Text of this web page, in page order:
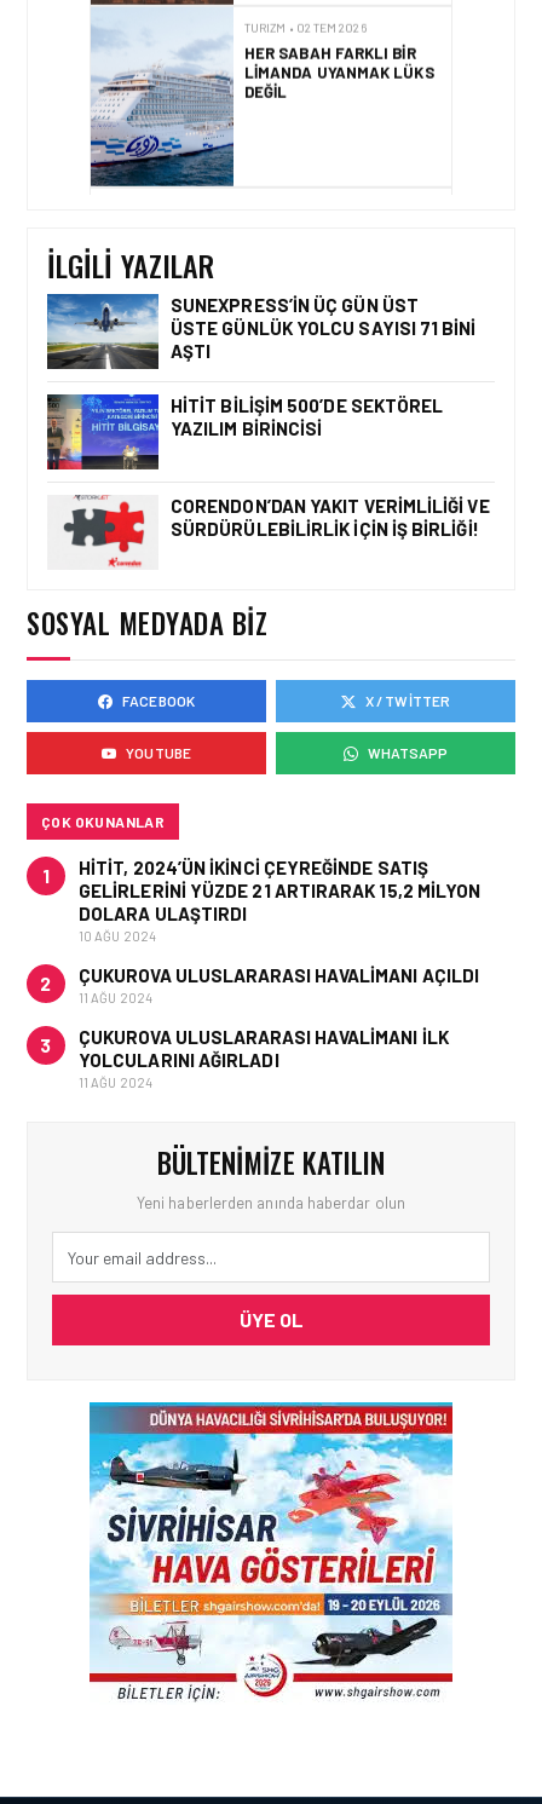
LIMANDA UYANMAK LÜKS
DEĞIL
ENUYGUN GROUP’TAN
SEYAHAT
TEKNOLOJILERINDE GÜÇ
TURIZM • 24 TEM 2026
TURIZM • 18 TEM 2026
JAPONYA’YI KENDI
KEŞFEDIN,TREN VE
İLGILI YAZILAR
SUNEXPRESS’IN ÜÇ GÜN ÜST
ÜSTE GÜNLÜK YOLCU SAYISI 71 BINI
AŞTI
HITIT BILIŞIM 500’DE SEKTÖREL
YAZILIM BIRINCISI
CORENDON’DAN YAKIT VERIMLILIĞI VE
SÜRDÜRÜLEBILIRLIK IÇIN İŞ BIRLIĞI!
SOSYAL MEDYADA BIZ
FACEBOOK X / TWITTER
YOUTUBE WHATSAPP
ÇOK OKUNANLAR
1
HITIT, 2024’ÜN IKINCI ÇEYREĞINDE SATIŞ
GELIRLERINI YÜZDE 21 ARTIRARAK 15,2 MILYON
DOLARA ULAŞTIRDI
10 AĞU 2024
2 ÇUKUROVA ULUSLARARASI HAVALIMANI AÇILDI
11 AĞU 2024
3
ÇUKUROVA ULUSLARARASI HAVALIMANI İLK
YOLCULARINI AĞIRLADI
11 AĞU 2024
BÜLTENIMIZE KATILIN
Yeni haberlerden anında haberdar olun
ÜYE OL